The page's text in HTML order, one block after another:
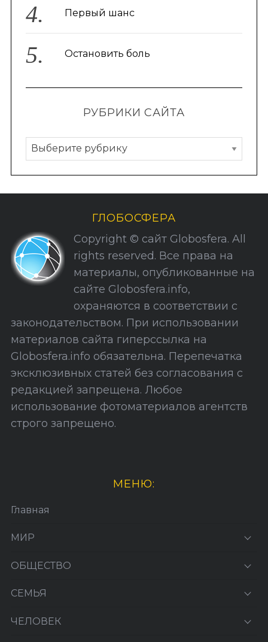
Первый шанс
Остановить боль
РУБРИКИ САЙТА
Р
у
б
р
и
С
а
а
ГЛОБОСФЕРА
Copyright © сайт Globosfera. All
rights reserved. Все права на
материалы, опубликованные на
сайте Globosfera.info,
охраняются в соответствии с
законодательством. При использовании
материалов сайта гиперссылка на
Globosfera.info обязательна. Перепечатка
эксклюзивных статей без согласования с
редакцией запрещена. Любое
использование фотоматериалов агентств
строго запрещено.
МЕНЮ:
Главная
МИР
ОБЩЕСТВО
СЕМЬЯ
ЧЕЛОВЕК